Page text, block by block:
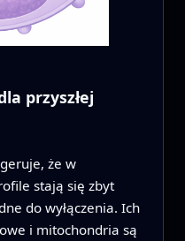
przyszłej
że w
stają się zbyt
do wyłączenia. Ich
i mitochondria są